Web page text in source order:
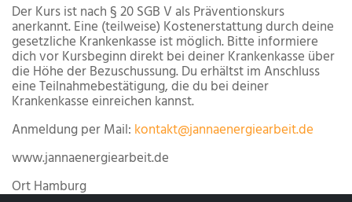
Der Kurs ist nach § 20 SGB V als Präventionskurs
anerkannt. Eine (teilweise) Kostenerstattung durch deine
gesetzliche Krankenkasse ist möglich. Bitte informiere
dich vor Kursbeginn direkt bei deiner Krankenkasse über
die Höhe der Bezuschussung. Du erhältst im Anschluss
eine Teilnahmebestätigung, die du bei deiner
Krankenkasse einreichen kannst.
Anmeldung per Mail: kontakt@jannaenergiearbeit.de
www.jannaenergiearbeit.de
OrtHamburg